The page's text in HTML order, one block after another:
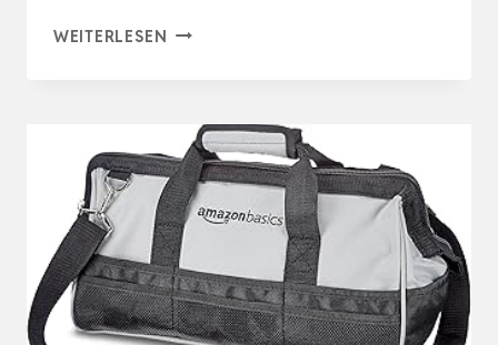
WEITERLESEN STANLEY
ZWEI
SEPARAT
VERWENDBARE
WERKZEUGBOXEN,
ROBUSTER
KUNSTSTOFF,
GROSSE S